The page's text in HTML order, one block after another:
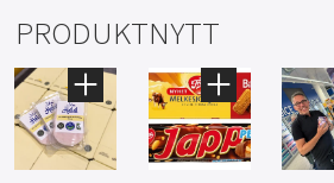
PRODUKTNYTT